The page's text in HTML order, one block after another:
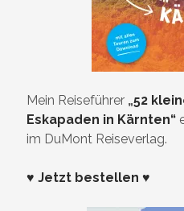
Mein Reiseführer „52
Eskapaden in Kärnten“
im DuMont Reiseverlag.
♥ Jetzt bestellen ♥